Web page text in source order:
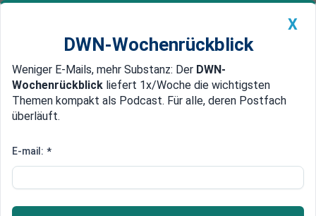
Newsticker MEIN DWN: Geldanlage Premium
Edelmetalle DWN-Magazin China
Nach Volksentscheid: Berliner
Enteignungsgesetz
X
DWN-Wochenrückblick
Weniger E-Mails, mehr Substanz: Der DWN-
Wochenrückblick liefert 1x/Woche die wichtigsten
Themen kompakt als Podcast. Für alle, deren Postfach
überläuft.
E-mail: *